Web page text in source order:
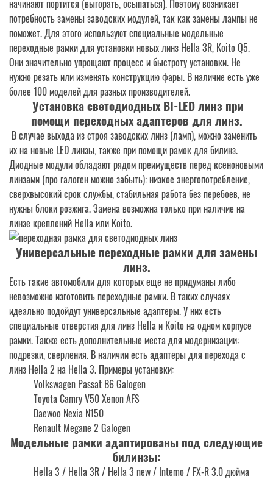
начинают портится (выгорать, осыпаться). Поэтому возникает
потребность замены заводских модулей, так как замены лампы не
поможет. Для этого используют специальные модельные
переходные рамки для установки новых линз Hella 3R, Koito Q5.
Они значительно упрощают процесс и быстроту установки. Не
нужно резать или изменять конструкцию фары. В наличие есть уже
более 100 моделей для разных производителей.
Установка светодиодных BI-LED линз при
помощи переходных адаптеров для линз.
В случае выхода из строя заводских линз (ламп), можно заменить
их на новые LED линзы, также при помощи рамок для билинз.
Диодные модули обладают рядом преимуществ перед ксеноновыми
линзами (про галоген можно забыть): низкое энергопотребление,
сверхвысокий срок службы, стабильная работа без перебоев, не
нужны блоки розжига. Замена возможна только при наличие на
линзе креплений Hella или Koito.
Универсальные переходные рамки для замены
линз.
Есть такие автомобили для которых еще не придуманы либо
невозможно изготовить переходные рамки. В таких случаях
идеально подойдут универсальные адаптеры. У них есть
специальные отверстия для линз Hella и Koito на одном корпусе
рамки. Также есть дополнительные места для модернизации:
подрезки, сверления. В наличии есть адаптеры для перехода с
линз Hella 2 на Hella 3. Примеры установки:
Volkswagen Passat B6 Galogen
Toyota Camry V50 Xenon AFS
Daewoo Nexia N150
Renault Megane 2 Galogen
Модельные рамки адаптированы под следующие
билинзы:
Hella 3 / Hella 3R / Hella 3 new / Intemo / FX-R 3.0 дюйма